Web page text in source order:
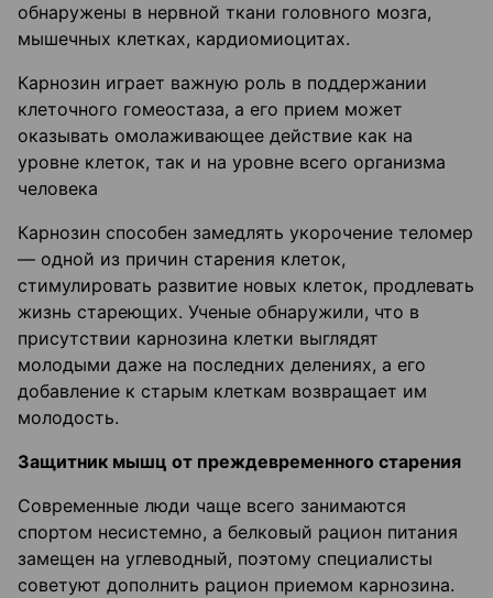
обнаружены в нервной ткани головного мозга,
мышечных клетках, кардиомиоцитах.
Карнозин играет важную роль в поддержании
клеточного гомеостаза, а его прием может
оказывать омолаживающее действие как на
уровне клеток, так и на уровне всего организма
человека
Карнозин способен замедлять укорочение теломер
— одной из причин старения клеток,
стимулировать развитие новых клеток, продлевать
жизнь стареющих. Ученые обнаружили, что в
присутствии карнозина клетки выглядят
молодыми даже на последних делениях, а его
добавление к старым клеткам возвращает им
молодость.
Защитник мышц от преждевременного старения
Современные люди чаще всего занимаются
спортом несистемно, а белковый рацион питания
замещен на углеводный, поэтому специалисты
советуют дополнить рацион приемом карнозина.